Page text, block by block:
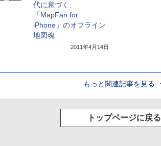
代に息づく、
「MapFan for
iPhone」のオフライン
地図魂
2011年4月14日
もっと関連記事を見る
トップページに戻る